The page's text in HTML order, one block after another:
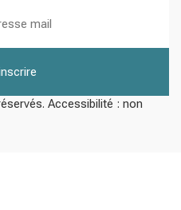
Accessibilité : non